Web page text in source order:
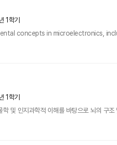
1학기
concepts in microelectronics,
1학기
학 및 인지과학적 이해를 바탕으로 뇌의 구